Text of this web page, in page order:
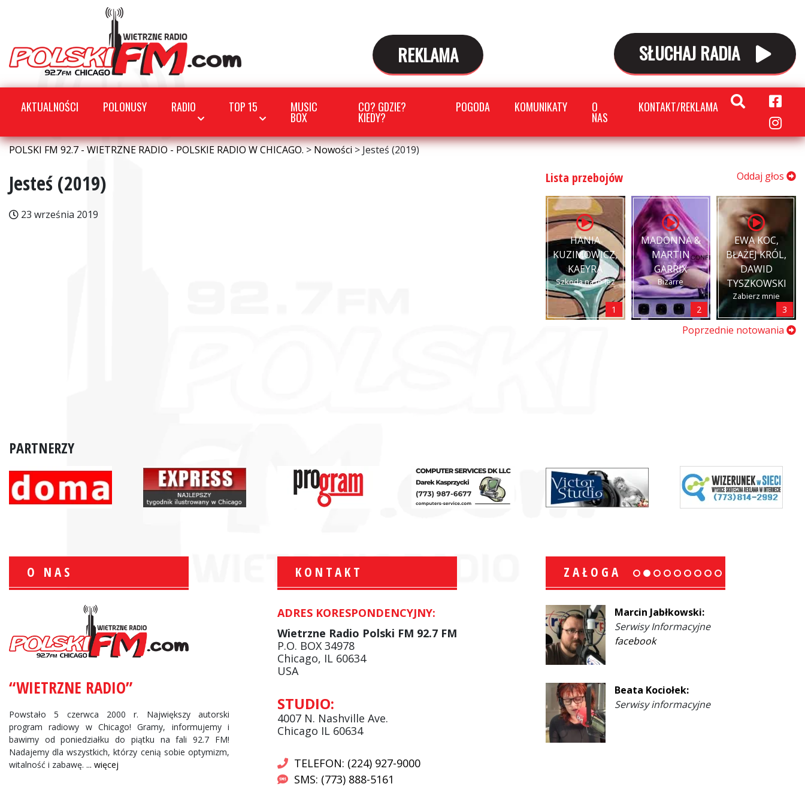
REKLAMA SŁUCHAJ RADIA
AKTUALNOŚCI POLONUSY RADIO TOP 15 MUSIC
BOX
CO? GDZIE?
KIEDY?
POGODA KOMUNIKATY O
NAS
KONTAKT/REKLAMA
POLSKI FM 92.7 - WIETRZNE RADIO - POLSKIE RADIO W CHICAGO.>Nowości>Jesteś (2019)
Jesteś (2019)
23 września 2019
Lista przebojów Oddaj głos
HANIA
KUZIMOWICZ,
KAEYRA
Szkoda na to łez
1
MADONNA &
MARTIN
GARRIX
Bizarre
2
EWA KOC,
BŁAŻEJ KRÓL,
DAWID
TYSZKOWSKI
Zabierz mnie
3
Poprzednie notowania
PARTNERZY
O NAS
“WIETRZNE RADIO”
Powstało 5 czerwca 2000 r. Największy autorski
program radiowy w Chicago! Gramy, informujemy i
bawimy od poniedziałku do piątku na fali 92.7 FM!
Nadajemy dla wszystkich, którzy cenią sobie optymizm,
witalność i zabawę. ... więcej
KONTAKT
ADRES KORESPONDENCYJNY:
Wietrzne Radio Polski FM 92.7 FM
P.O. BOX 34978
Chicago, IL 60634
USA
STUDIO:
4007 N. Nashville Ave.
Chicago IL 60634
TELEFON: (224) 927-9000
SMS: (773) 888-5161
ZAŁOGA
Informacje Giełdowe
Krzysztof Wawer:
Komentator
facebook
Marcin Jabłkowski:
Serwisy Informacyjne
facebook
Beata Kociołek:
Serwisy informacyjne